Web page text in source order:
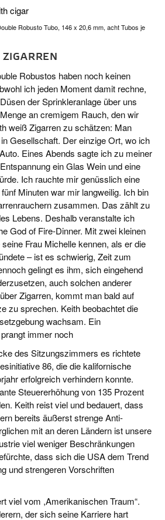
Robusto Tubo, 146 x 20,6 mm, acht Tubos je
Robustos haben noch keinen
ich jeden Moment damit rechne,
der Sprinkleranlage über uns
an cremigem Rauch, den wir
weiß Zigarren zu schätzen: Man
Gesellschaft. Der einzige Ort, wo ich
Eines Abends sagte ich zu meiner
ein Glas Wein und eine
Ich rauchte mir genüsslich eine
Minuten war mir langweilig. Ich bin
zusammen. Das zählt zu
Lebens. Deshalb veranstalte ich
God of Fire-Dinner. Mit zwei kleinen
Frau Michelle kennen, als er die
– ist es schwierig, Zeit zum
gelingt es ihm, sich eingehend
auch solchen anderer
Zigarren, kommt man bald auf
zu sprechen. Keith beobachtet die
wachsam. Ein
immer noch
des Sitzungszimmers es richtete
86, die die kalifornische
erfolgreich verhindern konnte.
Steuererhöhung von 135 Prozent
Keith reist viel und bedauert, dass
bereits äußerst strenge Anti-
mit an deren Ländern ist unsere
viel weniger Beschränkungen
dass sich die USA dem Trend
und strengeren Vorschriften
viel vom ,Amerikanischen Traum“.
der sich seine Karriere hart